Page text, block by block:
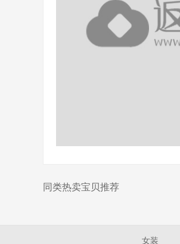
同类热卖宝贝推荐
女装